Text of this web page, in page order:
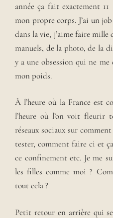
année ça fait exactement
mon propre corps. J’ai un
dans la vie, j’aime faire mille
manuels, de la photo, de la
y a une obsession qui ne me
mon poids.
À l’heure où la France est
l’heure où l’on voit fleurir
réseaux sociaux sur
tester, comment faire ci et
ce confinement etc. Je me
les filles comme moi ?
tout cela ?
Petit retour en arrière qui